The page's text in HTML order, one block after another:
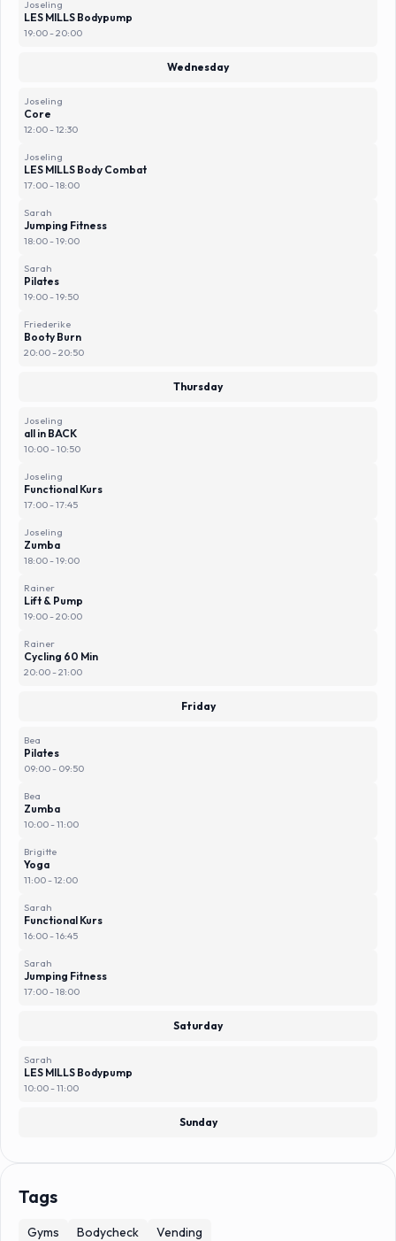
Joseling
LES MILLS Bodypump
19:00 - 20:00
Wednesday
Joseling
Core
12:00 - 12:30
Joseling
LES MILLS Body Combat
17:00 - 18:00
Sarah
Jumping Fitness
18:00 - 19:00
Sarah
Pilates
19:00 - 19:50
Friederike
Booty Burn
20:00 - 20:50
Thursday
Joseling
all in BACK
10:00 - 10:50
Joseling
Functional Kurs
17:00 - 17:45
Joseling
Zumba
18:00 - 19:00
Rainer
Lift & Pump
19:00 - 20:00
Rainer
Cycling 60 Min
20:00 - 21:00
Friday
Bea
Pilates
09:00 - 09:50
Bea
Zumba
10:00 - 11:00
Brigitte
Yoga
11:00 - 12:00
Sarah
Functional Kurs
16:00 - 16:45
Sarah
Jumping Fitness
17:00 - 18:00
Saturday
Sarah
LES MILLS Bodypump
10:00 - 11:00
Sunday
Tags
Gyms Bodycheck Vending